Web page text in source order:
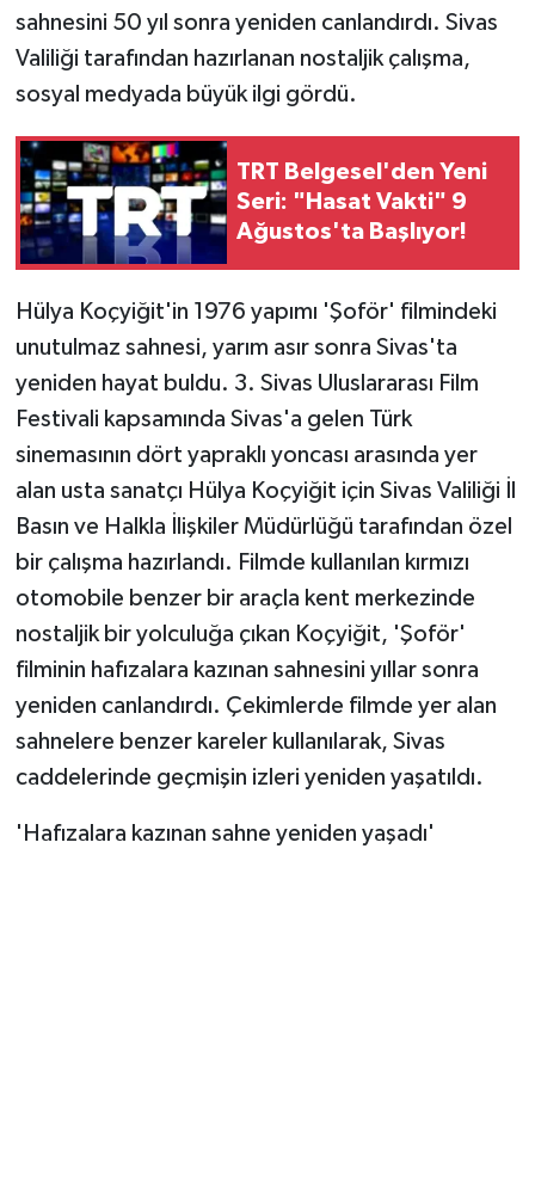
sahnesini 50 yıl sonra yeniden canlandırdı. Sivas
Valiliği tarafından hazırlanan nostaljik çalışma,
sosyal medyada büyük ilgi gördü.
TRT Belgesel'den Yeni
Seri: "Hasat Vakti" 9
Ağustos'ta Başlıyor!
Hülya Koçyiğit'in 1976 yapımı 'Şoför' filmindeki
unutulmaz sahnesi, yarım asır sonra Sivas'ta
yeniden hayat buldu. 3. Sivas Uluslararası Film
Festivali kapsamında Sivas'a gelen Türk
sinemasının dört yapraklı yoncası arasında yer
alan usta sanatçı Hülya Koçyiğit için Sivas Valiliği İl
Basın ve Halkla İlişkiler Müdürlüğü tarafından özel
bir çalışma hazırlandı. Filmde kullanılan kırmızı
otomobile benzer bir araçla kent merkezinde
nostaljik bir yolculuğa çıkan Koçyiğit, 'Şoför'
filminin hafızalara kazınan sahnesini yıllar sonra
yeniden canlandırdı. Çekimlerde filmde yer alan
sahnelere benzer kareler kullanılarak, Sivas
caddelerinde geçmişin izleri yeniden yaşatıldı.
'Hafızalara kazınan sahne yeniden yaşadı'